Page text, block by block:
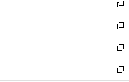
く
で
開
く
ド
ウ
で
開
く
ィ
ン
ド
ウ
で
開
く
い
ウ
ィ
ン
ド
ウ
で
新
し
い
ウ
ィ
ン
ド
新
し
い
ウ
ィ
新
し
い
新